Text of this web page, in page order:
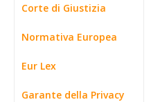
Corte di Giustizia
Normativa Europea
Eur Lex
Garante della Privacy